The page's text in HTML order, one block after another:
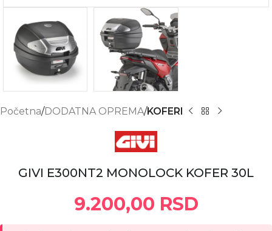
Početna DODATNA OPREMA KOFERI
GIVI E300NT2 MONOLOCK KOFER 30L
9.200,00 RSD